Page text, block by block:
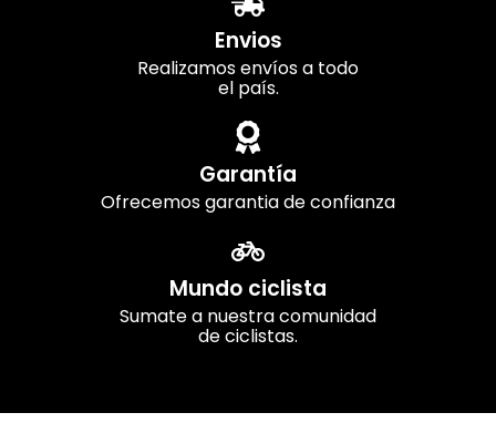
Envios
Realizamos envíos a todo
el país.
Garantía
Ofrecemos garantia de confianza
Mundo ciclista
Sumate a nuestra comunidad
de ciclistas.